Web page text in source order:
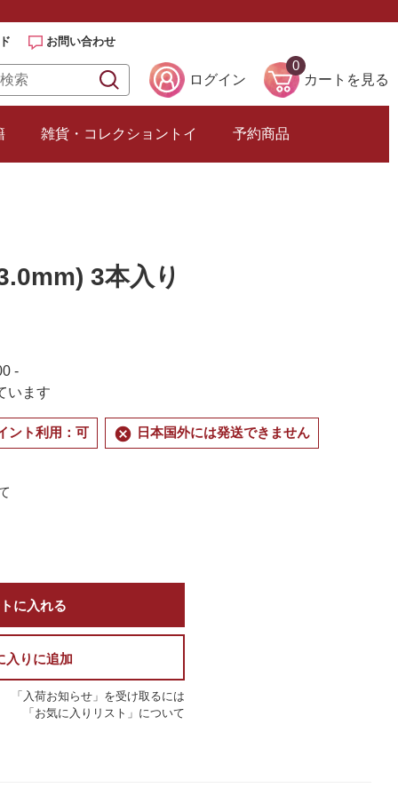
お問い合わせ
ログイン
0
カートを見る
雑貨・コレクショントイ 予約商品
3本入り
-
います
ント利用：可 cancel 日本国外には発送できません
に入れる
入りに追加
「入荷お知らせ」を受け取るには
「お気に入りリスト」について